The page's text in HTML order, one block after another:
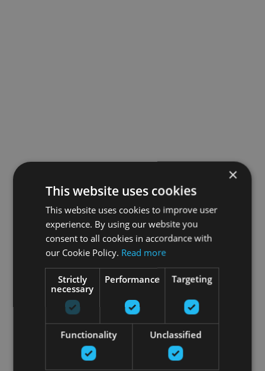
×
This website uses cookies
This website uses cookies to improve user
experience. By using our website you
consent to all cookies in accordance with
our Cookie Policy. Read more
Strictly
necessary
Performance Targeting
Functionality Unclassified